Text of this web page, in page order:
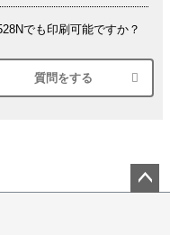
でも印刷可能ですか？
で印刷するときの設定
品はありますか
質問をする